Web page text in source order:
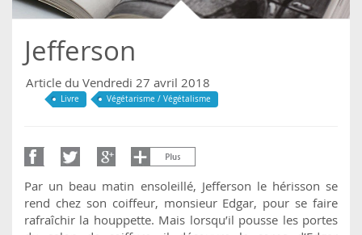
Jefferson
Article du Vendredi 27 avril 2018
Livre Végétarisme / Végétalisme
Par un beau matin ensoleillé, Jefferson le hérisson se
rend chez son coiffeur, monsieur Edgar, pour se faire
rafraîchir la houppette. Mais lorsqu’il pousse les portes